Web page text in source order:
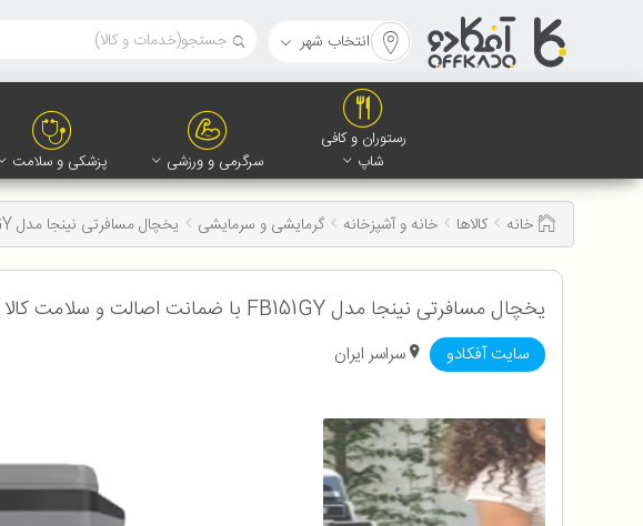
انتخاب شهر
رستوران و کافی
شاپ
سرگرمی و ورزشی پزشکی و سلامت
خانه کالاها خانه و آشپزخانه گرمایشی و سرمایشی یخچال مسافرتی نینجا مدل FB151GY
یخچال مسافرتی نینجا مدل FB151GY با ضمانت اصالت و سلامت کالا
سایت آفکادو سراسر ایران